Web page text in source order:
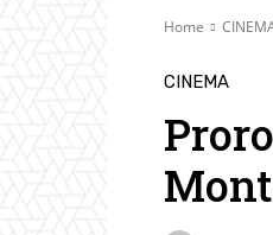
Home
CINEMA